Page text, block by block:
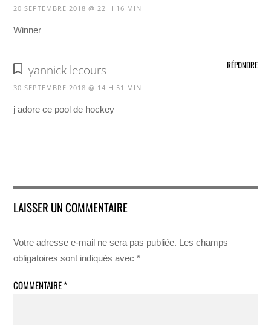
20 SEPTEMBRE 2018 @ 22 H 16 MIN
Winner
yannick lecours
30 SEPTEMBRE 2018 @ 14 H 51 MIN
j adore ce pool de hockey
RÉPONDRE
LAISSER UN COMMENTAIRE
Votre adresse e-mail ne sera pas publiée. Les champs
obligatoires sont indiqués avec*
COMMENTAIRE*